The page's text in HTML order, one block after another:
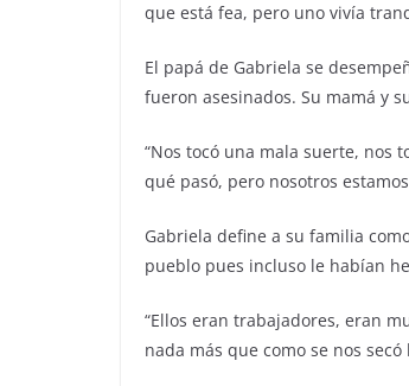
que está fea, pero uno vivía
El papá de Gabriela se
fueron asesinados. Su mamá y
“Nos tocó una mala suerte, nos
qué pasó, pero nosotros
Gabriela define a su familia
pueblo pues incluso le habían
“Ellos eran trabajadores, eran
nada más que como se nos